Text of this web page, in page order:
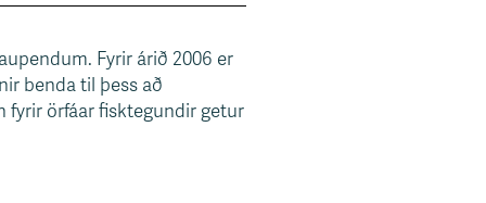
Fyrir árið 2006 er
benda til þess að
fyrir örfáar fisktegundir getur